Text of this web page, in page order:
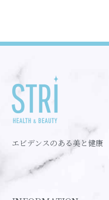
エビデンスのある美と健康